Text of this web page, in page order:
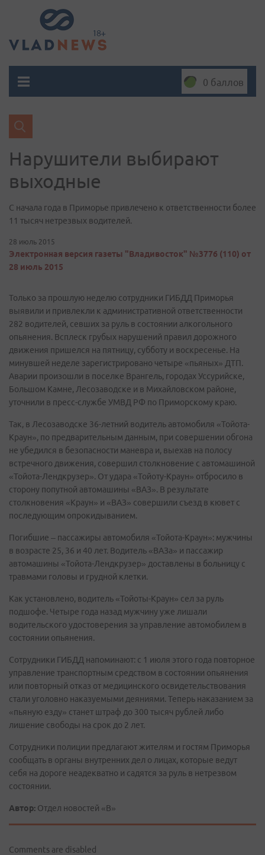
0 баллов
Нарушители выбирают
выходные
С начала года в Приморье привлечено к ответственности более
11 тысяч нетрезвых водителей.
28 июль 2015
Электронная версия газеты "Владивосток" №3776 (110) от
28 июль 2015
Только за прошлую неделю сотрудники ГИБДД Приморья
выявили и привлекли к административной ответственности
282 водителей, севших за руль в состоянии алкогольного
опьянения. Всплеск грубых нарушений правил дорожного
движения пришелся на пятницу, субботу и воскресенье. На
минувшей неделе зарегистрировано четыре «пьяных» ДТП.
Аварии произошли в поселке Врангель, городах Уссурийске,
Большом Камне, Лесозаводске и в Михайловском районе,
уточнили в пресс-службе УМВД РФ по Приморскому краю.
Так, в Лесозаводске 36-летний водитель автомобиля «Тойота-
Краун», по предварительным данным, при совершении обгона
не убедился в безопасности маневра и, выехав на полосу
встречного движения, совершил столкновение с автомашиной
«Тойота-Лендкрузер». От удара «Тойоту-Краун» отбросило в
сторону попутной автомашины «ВАЗ». В результате
столкновения «Краун» и «ВАЗ» совершили съезд в кювет с
последующим опрокидыванием.
Погибшие – пассажиры автомобиля «Тойота-Краун»: мужчины
в возрасте 25, 36 и 40 лет. Водитель «ВАЗа» и пассажир
автомашины «Тойота-Лендкрузер» доставлены в больницу с
травмами головы и грудной клетки.
Как установлено, водитель «Тойоты-Краун» сел за руль
подшофе. Четыре года назад мужчину уже лишали
водительского удостоверения за управление автомобилем в
состоянии опьянения.
Сотрудники ГИБДД напоминают: c 1 июля этого года повторное
управление транспортным средством в состоянии опьянения
или повторный отказ от медицинского освидетельствования
стали уголовно наказуемыми деяниями. Теперь наказанием за
«пьяную езду» станет штраф до 300 тысяч рублей либо
лишение свободы на срок до 2 лет.
Сотрудники полиции предлагают жителям и гостям Приморья
сообщать в органы внутренних дел о лицах, которые ведут
себя на дороге неадекватно и садятся за руль в нетрезвом
состоянии.
Автор: Отдел новостей «В»
Comments are disabled